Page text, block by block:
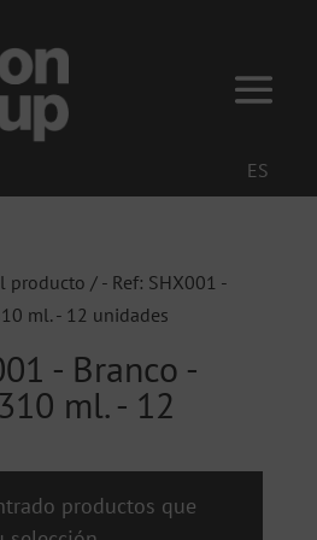
ES
producto / - Ref: SHX001 -
ml. - 12 unidades
- Branco -
ml. - 12
productos que